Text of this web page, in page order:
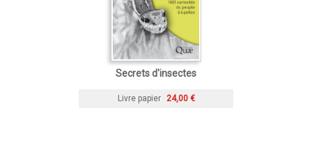
Secrets d'insectes
Livre papier 24,00 €